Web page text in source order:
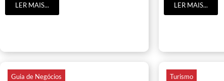
LER MAIS... LER MAIS...
Guia de Negócios Turismo